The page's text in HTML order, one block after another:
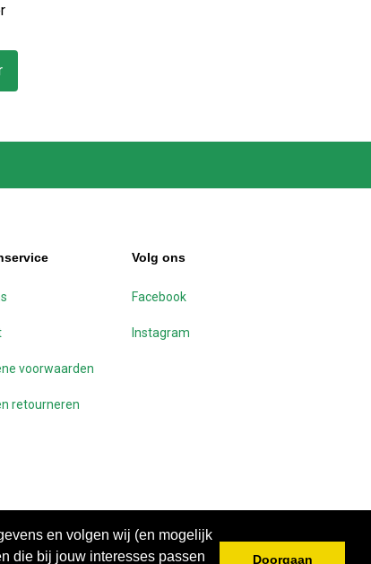
en volgen wij (en mogelijk
die bij jouw interesses passen
Doorgaan
voorwaarden
retourneren
Volg ons
Facebook
Instagram